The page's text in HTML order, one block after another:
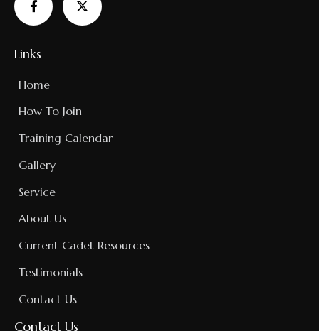
Links
Home
How To Join
Training Calendar
Gallery
Service
About Us
Current Cadet Resources
Testimonials
Contact Us
Contact Us